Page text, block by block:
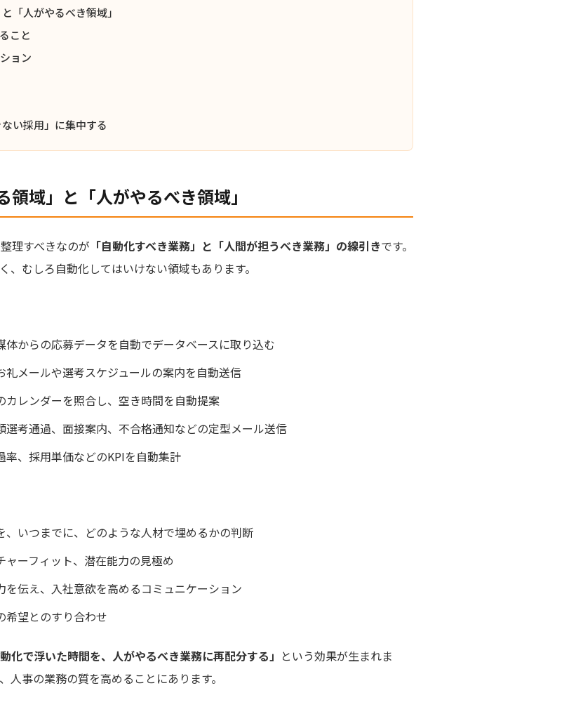
「人がやるべき領域」
こと
ョン
い採用」に集中する
域」と「人がやるべき領域」
理すべきなのが 「自動化すべき業務」と「人間が担うべき業務」の線引きです。
、むしろ自動化してはいけない領域もあります。
体からの応募データを自動でデータベースに取り込む
礼メールや選考スケジュールの案内を自動送信
カレンダーを照合し、空き時間を自動提案
選考通過、面接案内、不合格通知などの定型メール送信
率、採用単価などのKPIを自動集計
、いつまでに、どのような人材で埋めるかの判断
ャーフィット、潜在能力の見極め
を伝え、入社意欲を高めるコミュニケーション
希望とのすり合わせ
動化で浮いた時間を、人がやるべき業務に再配分する」 という効果が生まれま
事の業務の質を高めることにあります。